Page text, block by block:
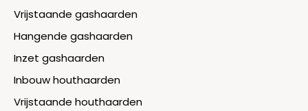
Vrijstaande gashaarden
Hangende gashaarden
Inzet gashaarden
Inbouw houthaarden
Vrijstaande houthaarden